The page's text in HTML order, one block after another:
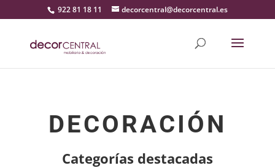
922 81 18 11 decorcentral@decorcentral.es
DECORACIÓN
Categorías destacadas